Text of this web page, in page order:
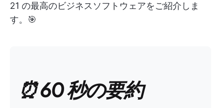
21 の最高のビジネスソフトウェアをご紹介しま
す。🎯
⏰ 60 秒の要約